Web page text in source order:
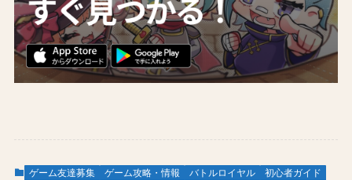
ゲーム友達募集 ゲーム攻略・情報 バトルロイヤル
初心者ガイド